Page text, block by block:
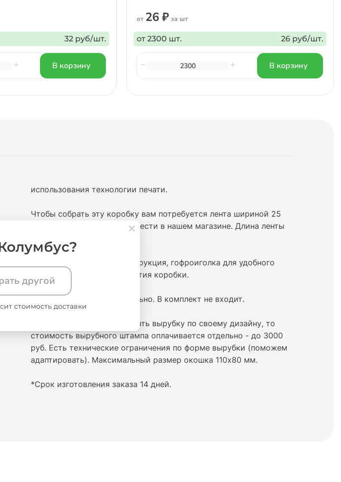
использования технологии печати.
Чтобы собрать эту коробку вам потребуется лента шириной 25
мм, которую можно приобрести в нашем магазине. Длина ленты
В комплекте: коробка, инструкция, гофроиголка для удобного
продевания ленты в отверстия коробки.
Лента приобретается отдельно. В комплект не входит.
Если вам необходимо сделать вырубку по своему дизайну, то
стоимость вырубного штампа оплачивается отдельно - до 3000
руб. Есть технические ограничения по форме вырубки (поможем
адаптировать). Максимальный размер окошка 110х80 мм.
*Срок изготовления заказа 14 дней.
32 руб/шт.
В корзину
от 26 ₽ за шт
от 2300 шт. 26 руб/шт.
В корзину
другой
стоимость доставки